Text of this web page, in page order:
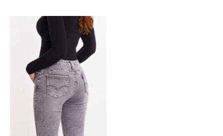
Original
price
.990 Ft.
Current
price
is:
19
.192 Ft.